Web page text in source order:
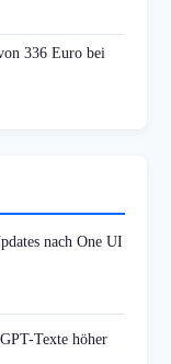
336 Euro bei
nach One UI
Texte höher